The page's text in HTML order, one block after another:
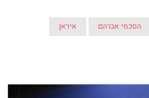
הסכמי אברהם
איראן